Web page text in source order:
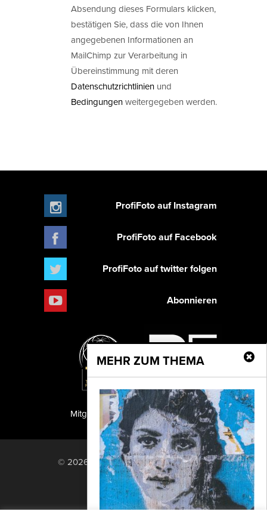
Absendung dieses Formulars klicken,
bestätigen Sie, dass die von Ihnen
angegebenen Informationen an
MailChimp zur Verarbeitung in
Übereinstimmung mit deren
Datenschutzrichtlinien und
Bedingungenweitergegeben werden.
MEHR ZUM THEMA
ProfiFoto auf Instagram
ProfiFoto auf Facebook
ProfiFoto auf twitter folgen
Abonnieren
PF Publishing GmbH
Mitglied der TIPA
© 2026 PF Publishing GmbH. All rights
reserved.
Nach oben